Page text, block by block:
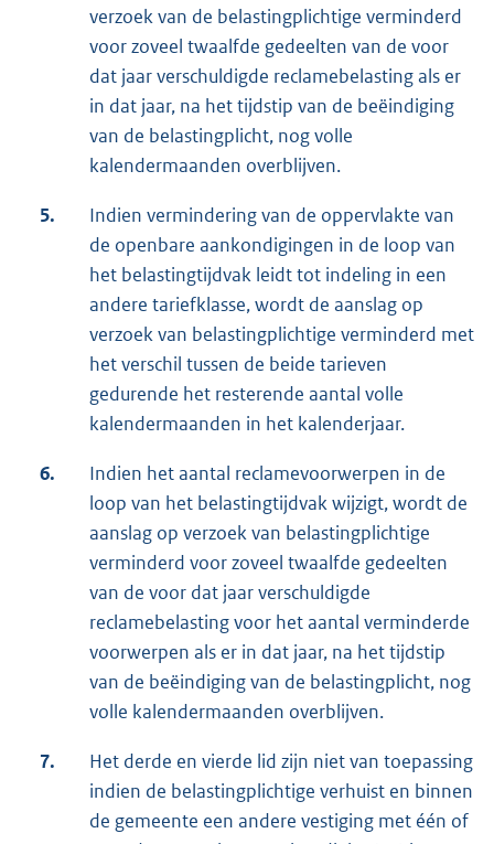
verzoek van de belastingplichtige verminderd
voor zoveel twaalfde gedeelten van de voor
dat jaar verschuldigde reclamebelasting als er
in dat jaar, na het tijdstip van de beëindiging
van de belastingplicht, nog volle
kalendermaanden overblijven.
5.
Indien vermindering van de oppervlakte van
de openbare aankondigingen in de loop van
het belastingtijdvak leidt tot indeling in een
andere tariefklasse, wordt de aanslag op
verzoek van belastingplichtige verminderd met
het verschil tussen de beide tarieven
gedurende het resterende aantal volle
kalendermaanden in het kalenderjaar.
6.
Indien het aantal reclamevoorwerpen in de
loop van het belastingtijdvak wijzigt, wordt de
aanslag op verzoek van belastingplichtige
verminderd voor zoveel twaalfde gedeelten
van de voor dat jaar verschuldigde
reclamebelasting voor het aantal verminderde
voorwerpen als er in dat jaar, na het tijdstip
van de beëindiging van de belastingplicht, nog
volle kalendermaanden overblijven.
7.
Het derde en vierde lid zijn niet van toepassing
indien de belastingplichtige verhuist en binnen
de gemeente een andere vestiging met één of